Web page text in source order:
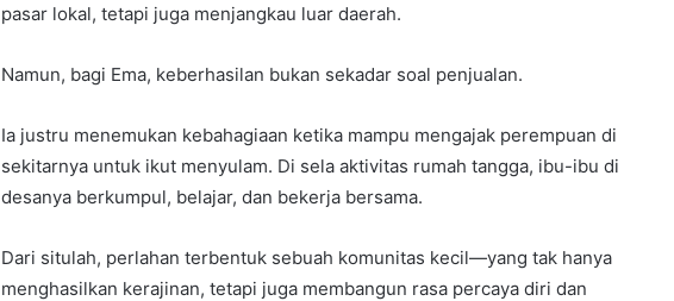
pasar lokal, tetapi juga menjangkau luar daerah.
Namun, bagi Ema, keberhasilan bukan sekadar soal penjualan.
Ia justru menemukan kebahagiaan ketika mampu mengajak perempuan di
sekitarnya untuk ikut menyulam. Di sela aktivitas rumah tangga, ibu-ibu di
desanya berkumpul, belajar, dan bekerja bersama.
Dari situlah, perlahan terbentuk sebuah komunitas kecil—yang tak hanya
menghasilkan kerajinan, tetapi juga membangun rasa percaya diri dan